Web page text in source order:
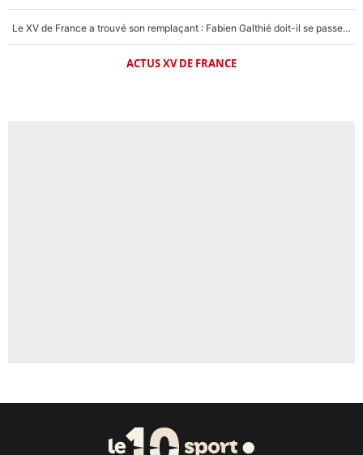
Le XV de France a trouvé son remplaçant : Fabien Galthié doit-il se passer d'Antoine Dupont ?
ACTUS XV DE FRANCE